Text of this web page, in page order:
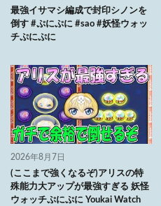
最強イサマシ編成で封印シノンを
倒す #ぷにぷに #sao #妖怪ウォッ
チぷにぷに
2026年8月7日
(ここまで強くなるぞ)アリスの特
殊能力大アップが最強すぎる 妖怪
ウォッチぷにぷに Youkai Watch